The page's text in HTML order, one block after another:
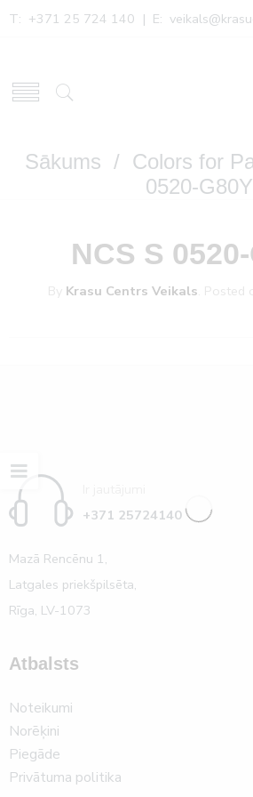
T: +371 25 724 140 | E:
Sākums / Colors for
0520-G80Y
NCS S
By Krasu Centrs Veikals Posted
+371 25724140
Mazā Rencēnu 1,
Latgales priekšpilsēta,
Rīga, LV-1073
Atbalsts
Noteikumi
Norēķini
Piegāde
Privātuma politika